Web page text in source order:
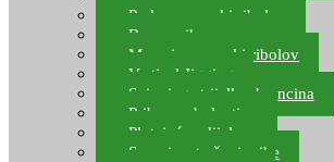
Perle za morski ribolov
Brum prihrana za more
Mamci za morski ribolov
Vertical Jigging
Spinning strijelke, brancina
Pribor za bolentino
Plutajuća odijela
Sonari za traženje ribe